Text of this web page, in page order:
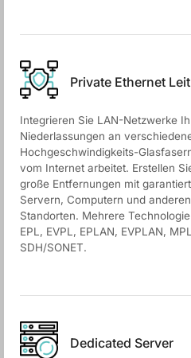
Private Ethernet
Integrieren Sie LAN-Netzwerke
Niederlassungen an
Hochgeschwindigkeits-
vom Internet arbeitet. Erstellen
große Entfernungen mit
Servern, Computern und
Standorten. Mehrere
EPL, EVPL, EPLAN, EVPLAN,
SDH/SONET.
Dedicated Server